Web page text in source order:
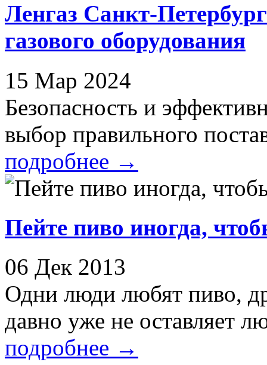
Ленгаз Санкт-
газового оборудования
15 Мар 2024
Безопасность и
выбор правильного
подробнее →
Пейте пиво иногда,
06 Дек 2013
Одни люди любят пиво,
давно уже не оставляет
подробнее →